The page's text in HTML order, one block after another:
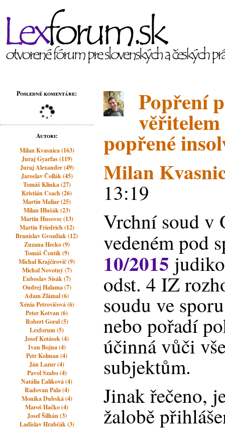
Posledné komentáre:
Autori:
Milan Kvasnica (163)
Juraj Gyarfas (119)
Juraj Alexander (49)
Jaroslav Čollák (45)
Tomáš Klinka (27)
Kristián Csach (26)
Martin Maliar (25)
Milan Hlušák (23)
Martin Husovec (13)
Martin Friedrich (12)
Branislav Gvozdiak (12)
Zuzana Hecko (9)
Tomáš Čentík (9)
Michal Krajčírovič (9)
Michal Novotný (7)
Ľuboslav Sisák (7)
Ondrej Halama (7)
Adam Zlámal (6)
Xénia Petrovičová (6)
Peter Kotvan (6)
Robert Goral (5)
Lexforum (5)
Josef Kotásek (4)
Ivan Bojna (4)
Petr Kolman (4)
Ján Lazur (4)
Pavol Szabo (4)
Natália Ľalíková (4)
Radovan Pala (4)
Monika Dubská (4)
Maroš Hačko (4)
Josef Šilhán (3)
Ladislav Hrabčák (3)
Popření
popřené
Milan
13:19
Vrchní soud v
vedeném pod
10/2015
odst. 4 IZ
soudu ve
nebo pořadí
účinná vůči
subjektům.
Jinak řečeno,
žalobě